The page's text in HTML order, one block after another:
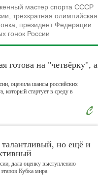
Николай
Владимир
Александр
мастер спорта СССР
трехкратная олимпийская
президент Федерации
гонок России
готова на "четвёрку", а
оценила шансы российских
стартует в среду в
талантливый, но ещё и
дала оценку выступлению
Кубка мира